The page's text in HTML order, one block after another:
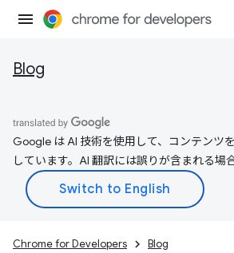
Blog
Google は AI 技術を使用して、コンテンツ
しています。AI 翻訳には誤りが含まれる場
Chrome for Developers Blog